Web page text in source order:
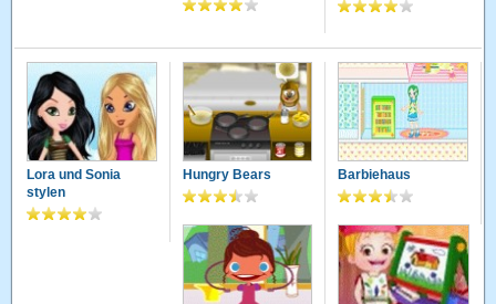
Lora und Sonia
stylen
Hungry Bears Barbiehaus